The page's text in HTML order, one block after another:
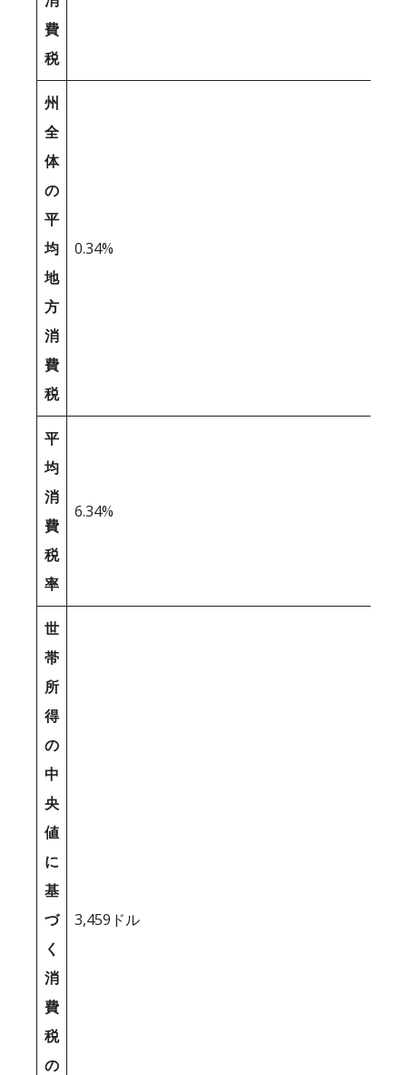
費
税
州
全
体
の
平
均
地
方
消
費
税
0.34%
平
均
消
費
税
率
6.34%
世
帯
所
得
の
中
央
値
に
基
づ
く
消
費
税
の
3,459ドル